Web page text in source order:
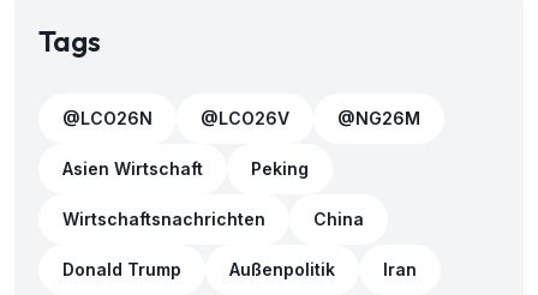
Tags
@LCO26N @LCO26V @NG26M
Asien Wirtschaft Peking
Wirtschaftsnachrichten China
Donald Trump Außenpolitik Iran